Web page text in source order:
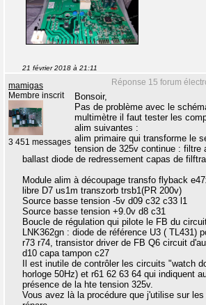
21 février 2018 à 21:11
Réponse 15 forum
mamigas
Membre inscrit
3 451 messages
Bonsoir,
Pas de problème avec le
multimètre il faut tester les
alim suivantes :
alim primaire qui transforme le
tension de 325v continue : filtre
ballast diode de redressement capas de
Module alim à découpage transfo flyback
libre D7 us1m transzorb trsb1(PR 200v)
Source basse tension -5v d09 c32 c33 l1
Source basse tension +9.0v d8 c31
Boucle de régulation qui pilote le FB du
LNK362gn : diode de référence U3 ( TL431)
r73 r74, transistor driver de FB Q6 circuit
d10 capa tampon c27
Il est inutile de contrôler les circuits "watch
horloge 50Hz) et r61 62 63 64 qui indiquent
présence de la hte tension 325v.
Vous avez là la procédure que j'utilise sur